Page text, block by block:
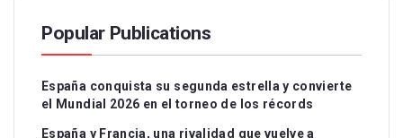
Popular Publications
España conquista su segunda estrella y convierte
el Mundial 2026 en el torneo de los récords
España y Francia, una rivalidad que vuelve a